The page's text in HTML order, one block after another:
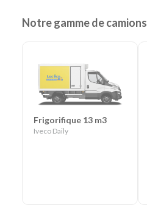
Notre gamme de camions
Frigorifique 13 m3
Iveco Daily